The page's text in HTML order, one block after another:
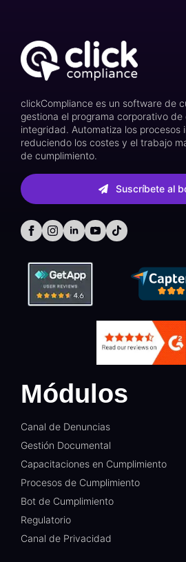
clickCompliance es un software de
gestiona el programa corporativo de
integridad. Automatiza los procesos
reduciendo los costes y el trabajo
de cumplimiento.
Suscríbete al
Módulos
Canal de Denuncias
Gestión Documental​
Capacitaciones en Cumplimiento​
Procesos de Cumplimiento​
Bot de Cumplimiento​
Regulatorio​
Canal de Privacidad​